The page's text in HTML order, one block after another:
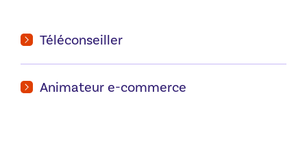
Téléconseiller
Animateur e-commerce